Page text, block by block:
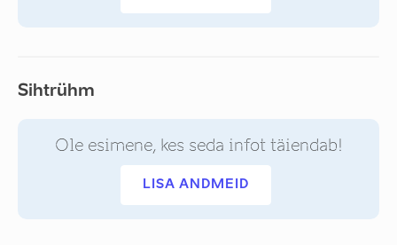
Sihtrühm
Ole esimene, kes seda infot täiendab!
LISA ANDMEID